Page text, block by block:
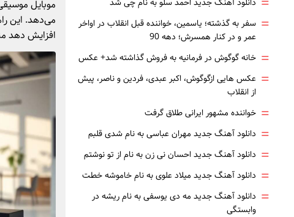
موبایل
می‌دهد. این
افزایش دهد
= سفر به گذشته؛ یاسمین، خواننده قبل انقلاب در اواخر
عمر و در کنار همسرش؛ دهه 90
= خانه گوگوش در فرمانیه به فروش گذاشته شد+ عکس
= عکس هایی ازگوگوش، اکبر عبدی، فردین و ناصر، پیش
از انقلاب
= خواننده مشهور ایرانی طلاق گرفت
= دانلود آهنگ جدید مهران عباسی به نام شدی قلبم
= دانلود آهنگ جدید احسان نی زن به نام از تو نوشتم
= دانلود آهنگ جدید میلاد علوی به نام خاموشه خطت
= دانلود آهنگ جدید مه دی یوسفی به نام ریشه در
وابستگی